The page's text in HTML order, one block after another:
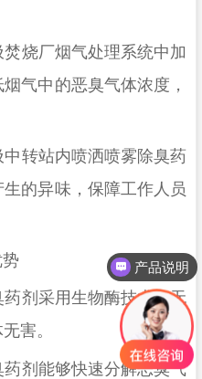
烧厂烟气处理系统中加
气中的恶臭气体浓度，
转站内喷洒喷雾除臭药
的异味，保障工作人员
剂采用生物酶技术，无
害。
剂能够快速分解恶臭气
产品说明